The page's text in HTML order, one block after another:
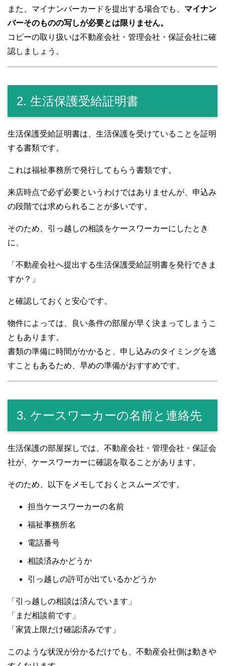
また、マイナンバーカードを提出する場合でも、 マイナン
バーそのものの写しが必要とは限りません。
コピーの取り扱いは不動産会社・管理会社・保証会社に確
認しましょう。
2. 生活保護受給証明書
生活保護受給証明書は、生活保護を受けていることを証明
する書類です。
これは福祉事務所で発行してもらう書類です。
来店時点で必ず必要というわけではありませんが、申込み
の段階では求められることが多いです。
そのため、引っ越しの相談をケースワーカーにしたとき
に、
「不動産会社へ提出する生活保護受給証明書を発行できま
すか？」
と確認しておくと安心です。
物件によっては、良い条件の部屋が早く決まってしまうこ
ともあります。
書類の準備に時間がかかると、申し込みのタイミングを逃
すこともあるため、早めの準備がおすすめです。
3. ケースワーカーの名前と連絡先
生活保護の部屋探しでは、不動産会社・管理会社・保証会
社が、ケースワーカーに確認を取ることがあります。
そのため、以下をメモしておくとスムーズです。
担当ケースワーカーの名前
福祉事務所名
電話番号
相談済みかどうか
引っ越しの許可が出ているかどうか
「引っ越しの相談は済んでいます」
「まだ相談前です」
「家賃上限だけ確認済みです」
このような状況が分かるだけでも、不動産会社側は動きや